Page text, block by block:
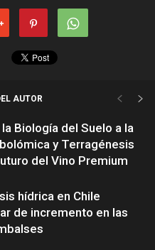
AUTOR
Biología del Suelo a la
y Terragénesis
del Vino Premium
hídrica en Chile
de incremento en las